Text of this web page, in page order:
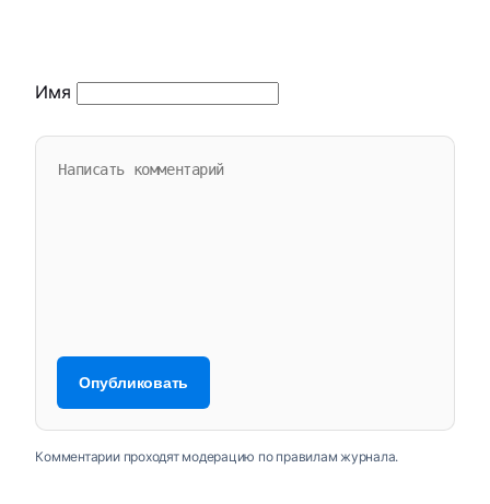
Имя
Комментарии проходят модерацию по правилам журнала.